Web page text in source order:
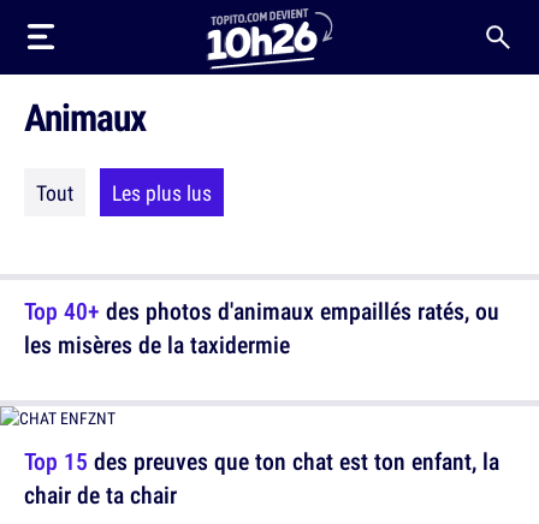
Animaux
Tout Les plus lus
Top 40+ des photos d'animaux empaillés ratés, ou
les misères de la taxidermie
Top 15 des preuves que ton chat est ton enfant, la
chair de ta chair